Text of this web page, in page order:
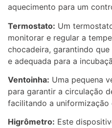
aquecimento para um
Termostato: Um
monitorar e regular a
chocadeira, garantindo
e adequada para a
Ventoinha: Uma pequena
para garantir a circulação
facilitando a uniformização
Higrômetro: Este